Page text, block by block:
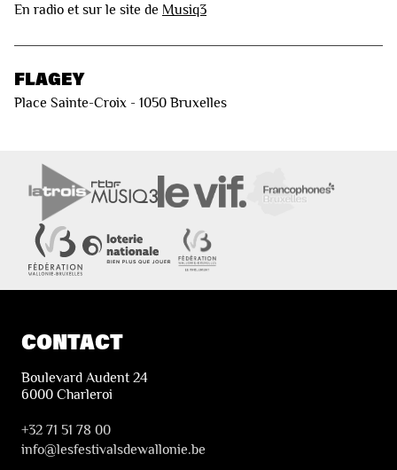
En radio et sur le site de Musiq3
FLAGEY
Place Sainte-Croix - 1050 Bruxelles
CONTACT
Boulevard Audent 24
6000 Charleroi
+32 71 51 78 00
info@lesfestivalsdewallonie.be